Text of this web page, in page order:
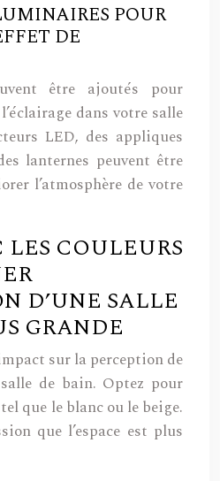
POUR
DE
être ajoutés pour
dans votre salle
LED, des appliques
lanternes peuvent être
l’atmosphère de votre
COULEURS
D’UNE SALLE
GRANDE
sur la perception de
salle de bain. Optez pour
que le blanc ou le beige.
que l’espace est plus